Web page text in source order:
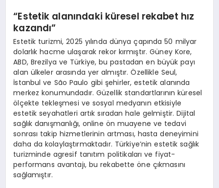
“Estetik alanındaki küresel rekabet hız
kazandı”
Estetik turizmi, 2025 yılında dünya çapında 50 milyar
dolarlık hacme ulaşarak rekor kırmıştır. Güney Kore,
ABD, Brezilya ve Türkiye, bu pastadan en büyük payı
alan ülkeler arasında yer almıştır. Özellikle Seul,
İstanbul ve São Paulo gibi şehirler, estetik alanında
merkez konumundadır. Güzellik standartlarının küresel
ölçekte tekleşmesi ve sosyal medyanın etkisiyle
estetik seyahatleri artık sıradan hale gelmiştir. Dijital
sağlık danışmanlığı, online ön muayene ve tedavi
sonrası takip hizmetlerinin artması, hasta deneyimini
daha da kolaylaştırmaktadır. Türkiye’nin estetik sağlık
turizminde agresif tanıtım politikaları ve fiyat-
performans avantajı, bu rekabette öne çıkmasını
sağlamıştır.